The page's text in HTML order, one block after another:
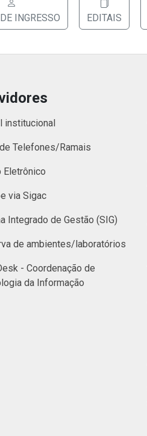
INGRESSO EDITAIS
institucional
Telefones/Ramais
Eletrônico
via Sigac
Integrado de Gestão (SIG)
de ambientes/laboratórios
- Coordenação de
da Informação